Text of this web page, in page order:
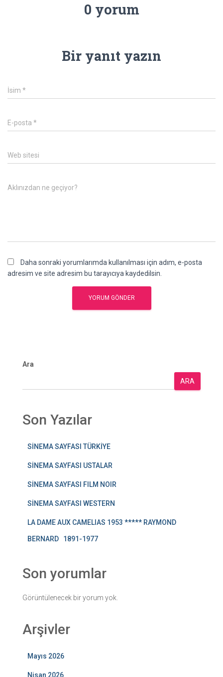
0 yorum
Bir yanıt yazın
İsim *
E-posta *
Web sitesi
Aklınızdan ne geçiyor?
Daha sonraki yorumlarımda kullanılması için adım, e-posta
adresim ve site adresim bu tarayıcıya kaydedilsin.
Ara
ARA
Son Yazılar
SİNEMA SAYFASI TÜRKİYE
SİNEMA SAYFASI USTALAR
SİNEMA SAYFASI FILM NOIR
SİNEMA SAYFASI WESTERN
LA DAME AUX CAMELIAS 1953 ***** RAYMOND
BERNARD 1891-1977
Son yorumlar
Görüntülenecek bir yorum yok.
Arşivler
Mayıs 2026
Nisan 2026